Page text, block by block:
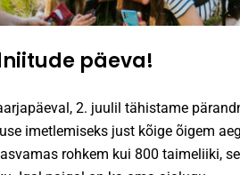
päeva!
2. juulil tähistame
imetlemiseks just kõige õigem
rohkem kui 800 taimeliiki,